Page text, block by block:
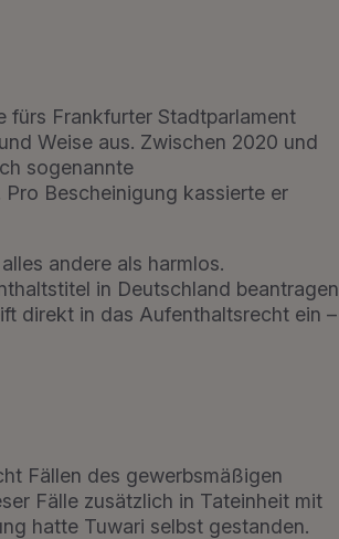
fürs Frankfurter Stadtparlament
Weise aus. Zwischen 2020 und
sogenannte
Bescheinigung kassierte er
andere als harmlos.
in Deutschland beantragen
direkt in das Aufenthaltsrecht ein –
Fällen des gewerbsmäßigen
Fälle zusätzlich in Tateinheit mit
hatte Tuwari selbst gestanden.